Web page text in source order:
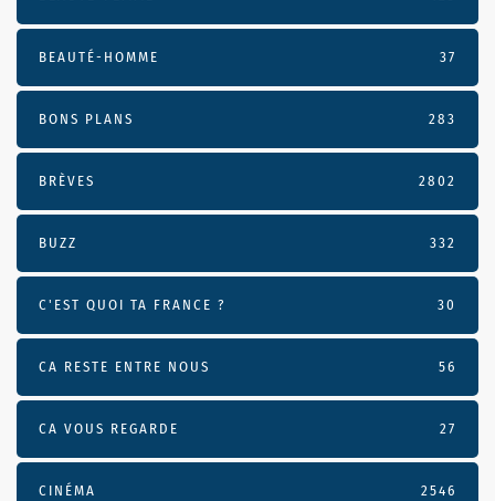
BEAUTÉ-HOMME 37
BONS PLANS 283
BRÈVES 2802
BUZZ 332
C'EST QUOI TA FRANCE ? 30
CA RESTE ENTRE NOUS 56
CA VOUS REGARDE 27
CINÉMA 2546